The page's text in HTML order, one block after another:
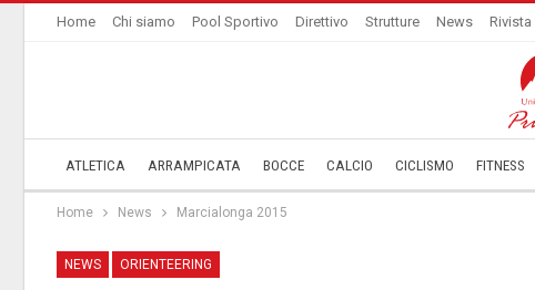
Home Chi siamo Pool Sportivo Direttivo Strutture News Rivista
ATLETICA ARRAMPICATA BOCCE CALCIO CICLISMO FITNESS
Home News Marcialonga 2015
NEWS ORIENTEERING